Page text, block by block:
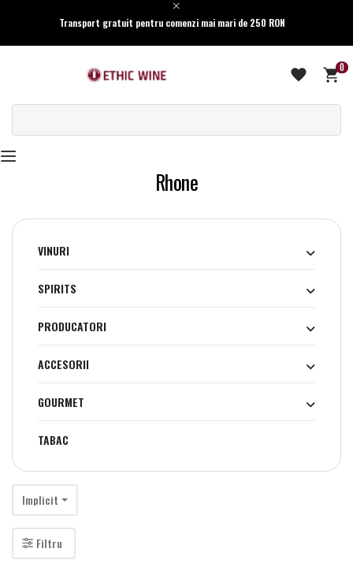
Transport gratuit pentru comenzi mai mari de 250 RON
0
Rhone
VINURI
SPIRITS
PRODUCATORI
ACCESORII
GOURMET
TABAC
Implicit
Filtru